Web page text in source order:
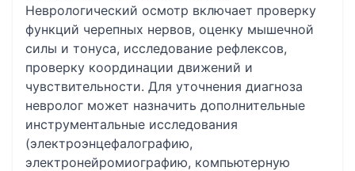
Неврологический осмотр включает проверку
функций черепных нервов, оценку мышечной
силы и тонуса, исследование рефлексов,
проверку координации движений и
чувствительности. Для уточнения диагноза
невролог может назначить дополнительные
инструментальные исследования
(электроэнцефалографию,
электронейромиографию, компьютерную